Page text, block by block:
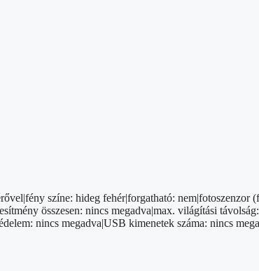
színe: hideg fehér|forgatható: nem|fotoszenzor
összesen: nincs megadva|max. világítási
nincs megadva|USB kimenetek száma: nincs